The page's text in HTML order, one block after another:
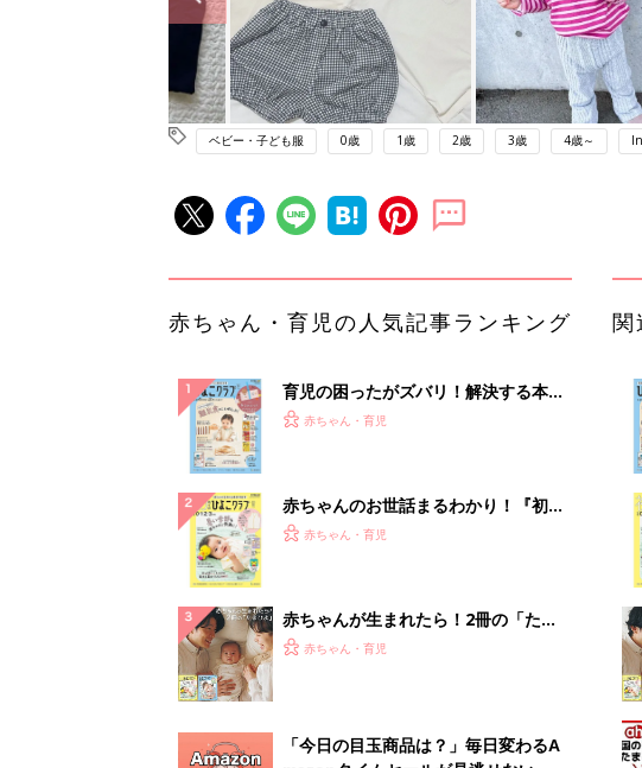
ベビー・子ども服 0歳 1歳 2歳 3歳 4歳～
赤ちゃん・育児の人気記事ランキング
育児の困ったがズバリ！解決する本
『ひよこクラブ 秋号』 4カ月～2才
赤ちゃん・育児
赤ちゃんのお世話まるわかり！『初め
てのひよこクラブ 夏号』〈巻頭大特
赤ちゃん・育児
赤ちゃんが生まれたら！2冊の「たま
ひよ」
赤ちゃん・育児
「今日の目玉商品は？」毎日変わるA
関